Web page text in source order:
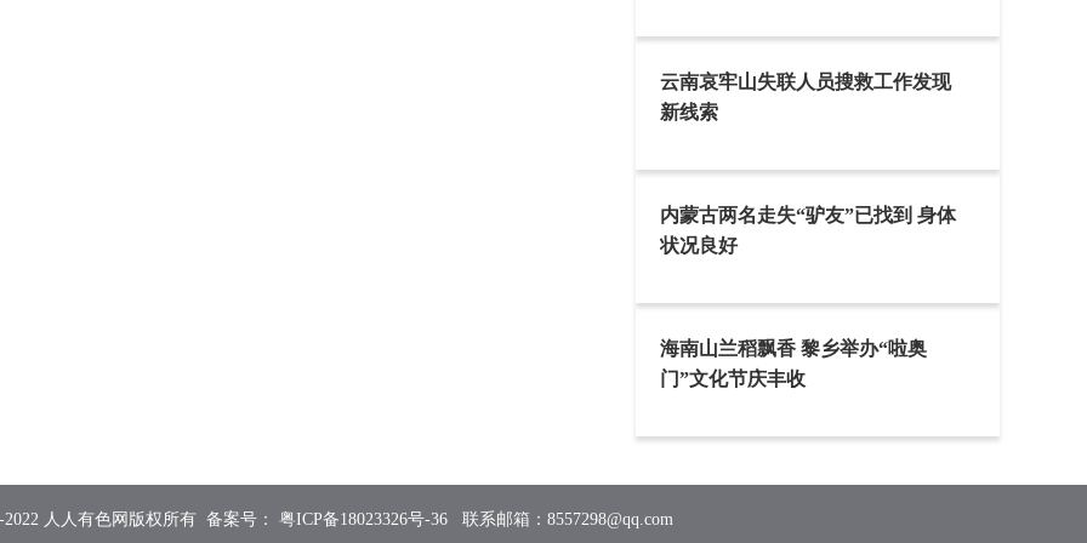
云南哀牢山失联人员搜救工作发现
新线索
内蒙古两名走失“驴友”已找到 身体
状况良好
海南山兰稻飘香 黎乡举办“啦奥
门”文化节庆丰收
2022 人人有色网版权所有 备案号： 粤ICP备18023326号-36 联系邮箱：8557298@qq.com